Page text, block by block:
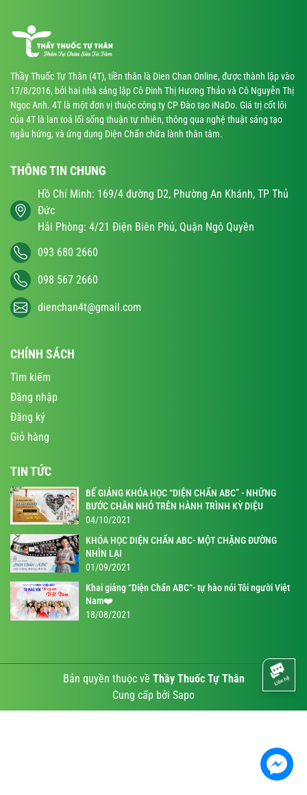
Thầy Thuốc Tự Thân (4T), tiền thân là Dien Chan Online, được thành lập vào
17/8/2016, bởi hai nhà sáng lập Cô Đinh Thị Hương Thảo và Cô Nguyễn Thị
Ngọc Anh. 4T là một đơn vị thuộc công ty CP Đào tạo iNaDo. Giá trị cốt lõi
của 4T là lan toả lối sống thuận tự nhiên, thông qua nghệ thuật sáng tạo
ngẫu hứng, và ứng dụng Diện Chẩn chữa lành thân tâm.
THÔNG TIN CHUNG
Hồ Chí Minh: 169/4 đường D2, Phường An Khánh, TP Thủ
Đức
Hải Phòng: 4/21 Điện Biên Phủ, Quận Ngô Quyền
093 680 2660
098 567 2660
dienchan4t@gmail.com
CHÍNH SÁCH
Tìm kiếm
Đăng nhập
Đăng ký
Giỏ hàng
TIN TỨC
BẾ GIẢNG KHÓA HỌC “DIỆN CHẨN ABC” - NHỮNG
BƯỚC CHÂN NHỎ TRÊN HÀNH TRÌNH KỲ DIỆU
04/10/2021
KHÓA HỌC DIỆN CHẨN ABC- MỘT CHẶNG ĐƯỜNG
NHÌN LẠI
01/09/2021
Khai giảng “Diện Chẩn ABC“- tự hào nói Tôi người Việt
Nam❤️
18/08/2021
Bản quyền thuộc về Thầy Thuốc Tự Thân
Cung cấp bởi Sapo